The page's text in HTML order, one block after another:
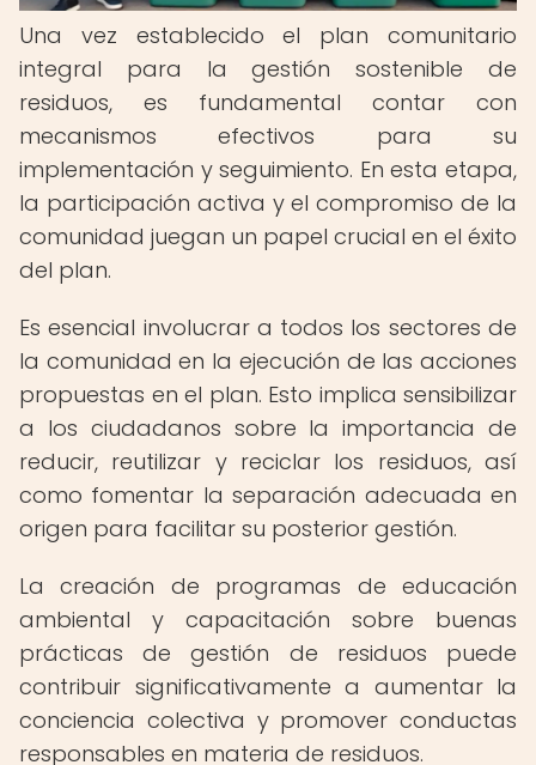
Una vez establecido el plan comunitario
integral para la gestión sostenible de
residuos, es fundamental contar con
mecanismos efectivos para su
implementación y seguimiento. En esta etapa,
la participación activa y el compromiso de la
comunidad juegan un papel crucial en el éxito
del plan.
Es esencial involucrar a todos los sectores de
la comunidad en la ejecución de las acciones
propuestas en el plan. Esto implica sensibilizar
a los ciudadanos sobre la importancia de
reducir, reutilizar y reciclar los residuos, así
como fomentar la separación adecuada en
origen para facilitar su posterior gestión.
La creación de programas de educación
ambiental y capacitación sobre buenas
prácticas de gestión de residuos puede
contribuir significativamente a aumentar la
conciencia colectiva y promover conductas
responsables en materia de residuos.